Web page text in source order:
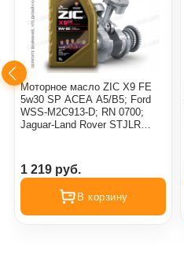
Моторное масло ZIC X9 FE
5w30 SP ACEA A5/B5; Ford
WSS-M2C913-D; RN 0700;
Jaguar-Land Rover STJLR
1 219 руб.
В корзину